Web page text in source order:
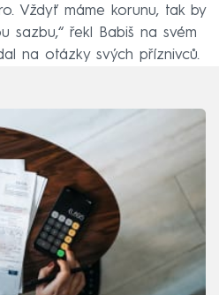
Vždyť máme korunu, tak by
sazbu,“ řekl Babiš na svém
na otázky svých příznivců.